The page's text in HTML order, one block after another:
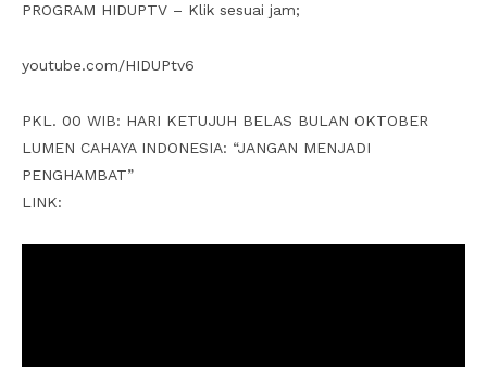
PROGRAM HIDUPTV – Klik sesuai jam;
youtube.com/HIDUPtv6
PKL. 00 WIB: HARI KETUJUH BELAS BULAN OKTOBER
LUMEN CAHAYA INDONESIA: “JANGAN MENJADI
PENGHAMBAT”
LINK: